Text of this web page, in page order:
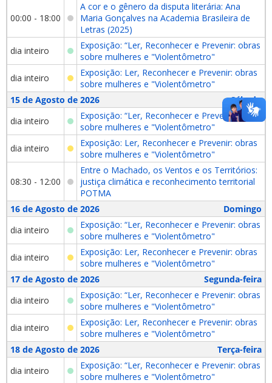
00:00 - 18:00
A cor e o gênero da disputa literária: Ana
Maria Gonçalves na Academia Brasileira de
Letras (2025)
dia inteiro
Exposição: “Ler, Reconhecer e Prevenir: obras
sobre mulheres e "Violentômetro"
dia inteiro
Exposição: Ler, Reconhecer e Prevenir: obras
sobre mulheres e "Violentômetro"
15 de Agosto de 2026
Sábado
dia inteiro
Exposição: “Ler, Reconhecer e Prevenir: obras
sobre mulheres e "Violentômetro"
dia inteiro
Exposição: Ler, Reconhecer e Prevenir: obras
sobre mulheres e "Violentômetro"
08:30 - 12:00
Entre o Machado, os Ventos e os Territórios:
justiça climática e reconhecimento territorial
POTMA
16 de Agosto de 2026
Domingo
dia inteiro
Exposição: “Ler, Reconhecer e Prevenir: obras
sobre mulheres e "Violentômetro"
dia inteiro
Exposição: Ler, Reconhecer e Prevenir: obras
sobre mulheres e "Violentômetro"
17 de Agosto de 2026
Segunda-feira
dia inteiro
Exposição: “Ler, Reconhecer e Prevenir: obras
sobre mulheres e "Violentômetro"
dia inteiro
Exposição: Ler, Reconhecer e Prevenir: obras
sobre mulheres e "Violentômetro"
18 de Agosto de 2026
Terça-feira
dia inteiro
Exposição: “Ler, Reconhecer e Prevenir: obras
sobre mulheres e "Violentômetro"